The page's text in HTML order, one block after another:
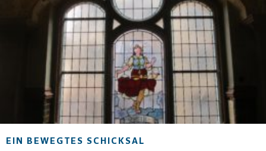
EIN BEWEGTES SCHICKSAL